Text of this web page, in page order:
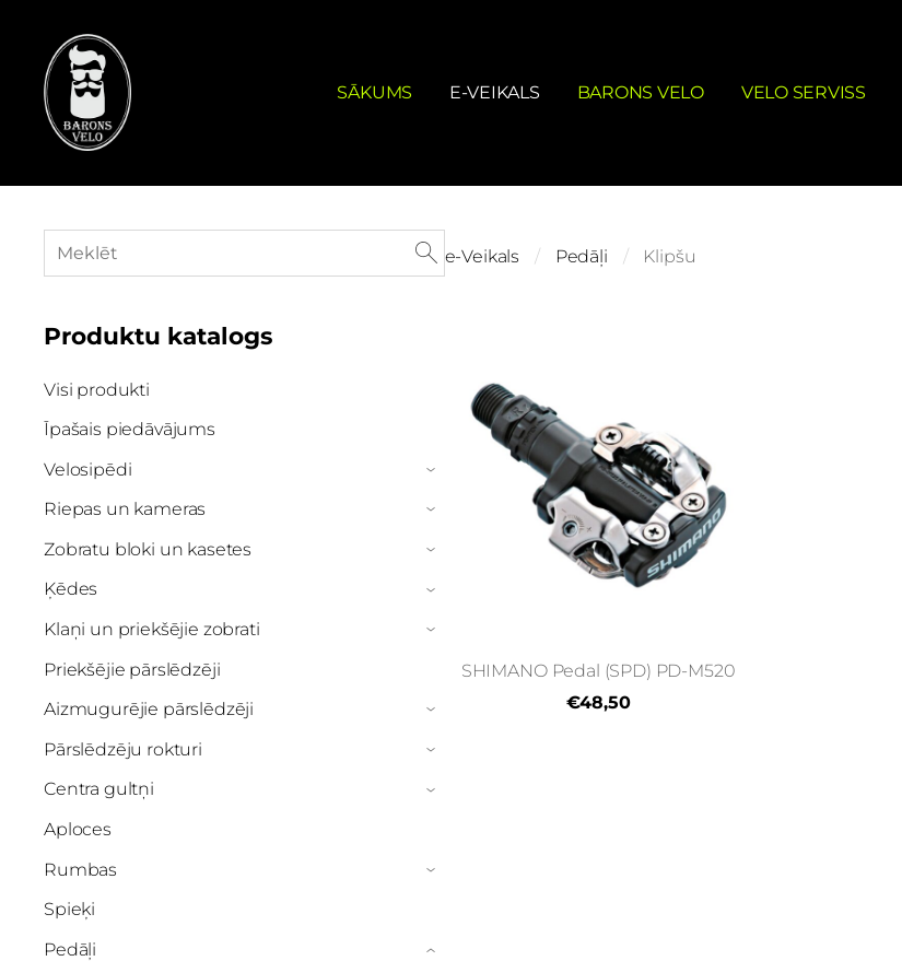
SĀKUMS E-VEIKALS BARONS VELO VELO SERVISS
Produktu katalogs
Visi produkti
Īpašais piedāvājums
Velosipēdi
›
Riepas un kameras ›
Zobratu bloki un kasetes ›
Ķēdes ›
Klaņi un priekšējie zobrati ›
Priekšējie pārslēdzēji
Aizmugurējie pārslēdzēji
›
Pārslēdzēju rokturi ›
Centra gultņi ›
Aploces
Rumbas
›
Spieķi
Pedāļi
›
e-Veikals Pedāļi Klipšu
SHIMANO Pedal (SPD) PD-M520
€48,50